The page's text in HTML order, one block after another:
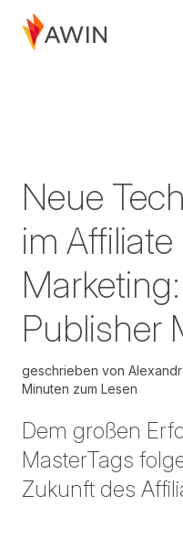
Neue
im Affiliate
Publisher
geschrieben von
Minuten zum Lesen
Dem großen
MasterTags
Zukunft des